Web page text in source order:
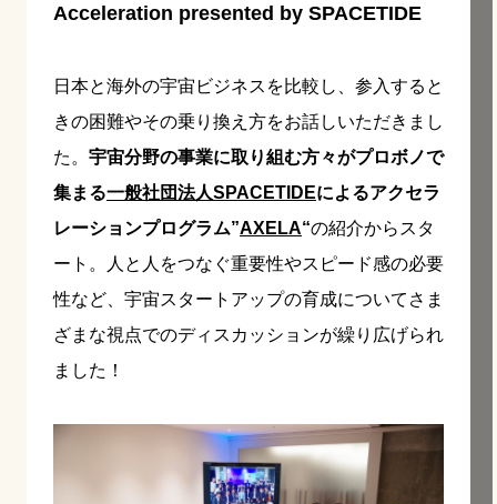
Acceleration presented by SPACETIDE
日本と海外の宇宙ビジネスを比較し、参入すると
きの困難やその乗り換え方をお話しいただきまし
た。 宇宙分野の事業に取り組む方々がプロボノで
集まる一般社団法人SPACETIDEによるアクセラ
レーションプログラム”AXELA“の紹介からスタ
ート。人と人をつなぐ重要性やスピード感の必要
性など、宇宙スタートアップの育成についてさま
ざまな視点でのディスカッションが繰り広げられ
ました！